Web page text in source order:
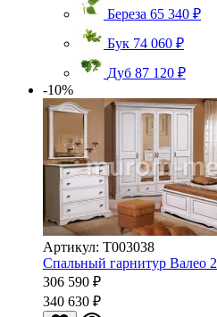
Береза 65 340 ₽
Бук 74 060 ₽
Дуб 87 120 ₽
-10%
Артикул: Т003038
Спальный гарнитур Валео 2
306 590 ₽
340 630 ₽